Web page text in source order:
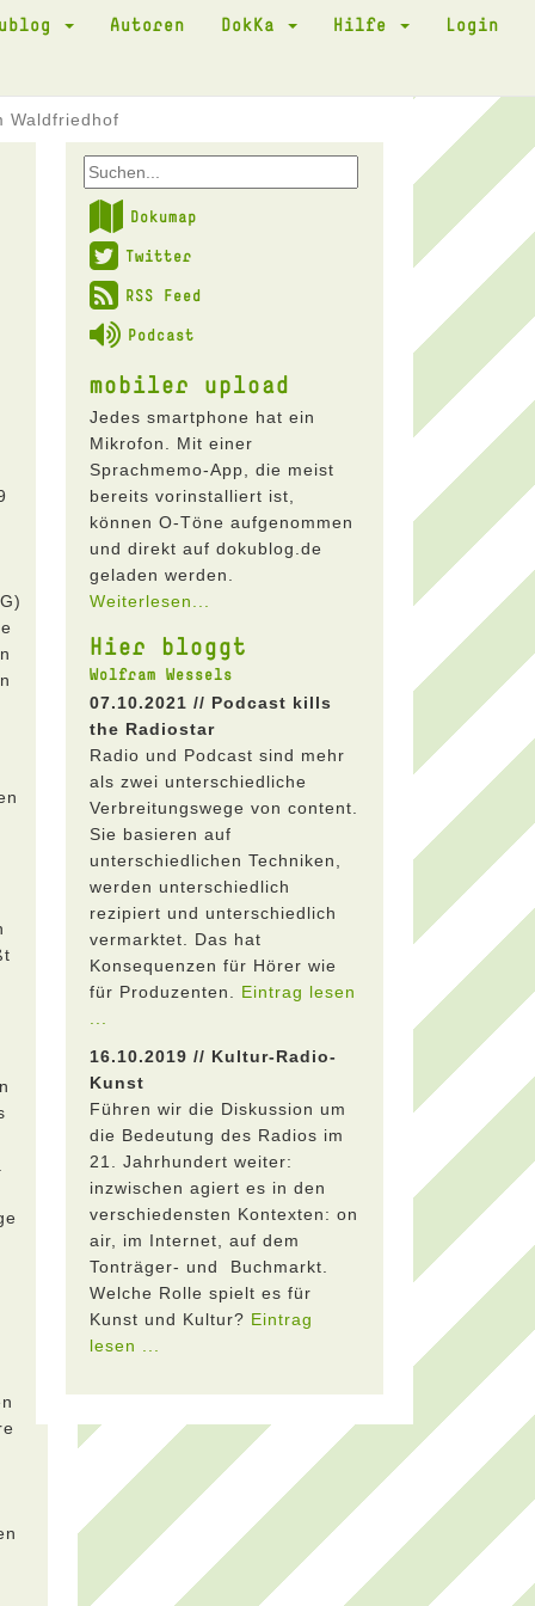
Autoren DokKa Hilfe Login
Waldfriedhof
Dokumap
Twitter
RSS Feed
Podcast
mobiler upload
Jedes smartphone hat ein
Mikrofon. Mit einer
Sprachmemo-App, die meist
bereits vorinstalliert ist,
können O-Töne aufgenommen
und direkt auf dokublog.de
geladen werden.
Weiterlesen...
Hier bloggt
Wolfram Wessels
07.10.2021 // Podcast kills
the Radiostar
Radio und Podcast sind mehr
als zwei unterschiedliche
Verbreitungswege von content.
Sie basieren auf
unterschiedlichen Techniken,
werden unterschiedlich
rezipiert und unterschiedlich
vermarktet. Das hat
Konsequenzen für Hörer wie
für Produzenten. Eintrag lesen
16.10.2019 // Kultur-Radio-
Kunst
Führen wir die Diskussion um
die Bedeutung des Radios im
21. Jahrhundert weiter:
inzwischen agiert es in den
verschiedensten Kontexten: on
air, im Internet, auf dem
Tonträger- und Buchmarkt.
Welche Rolle spielt es für
Kunst und Kultur? Eintrag
lesen ...